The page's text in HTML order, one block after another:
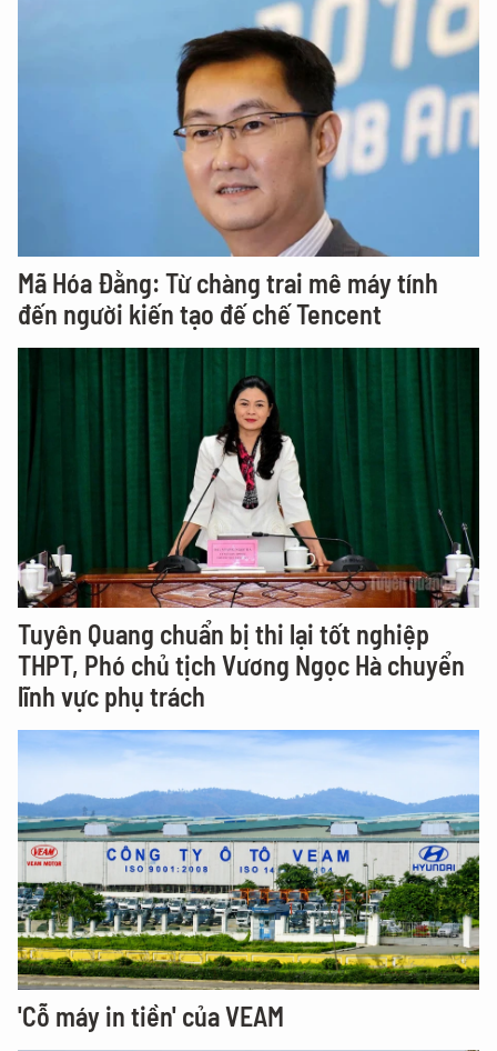
Mã Hóa Đằng: Từ chàng trai mê máy tính
đến người kiến tạo đế chế Tencent
Tuyên Quang chuẩn bị thi lại tốt nghiệp
THPT, Phó chủ tịch Vương Ngọc Hà chuyển
lĩnh vực phụ trách
'Cỗ máy in tiền' của VEAM